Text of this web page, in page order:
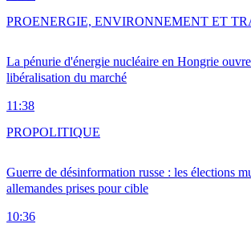
La pénurie d'énergie nucléaire en Hongrie
libéralisation du marché
11:38
PROENERGIE, ENVIRONNEMENT ET
Guerre de désinformation russe : les élections
allemandes prises pour cible
10:36
PROPOLITIQUE